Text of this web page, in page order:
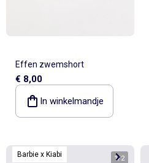
Effen zwemshort
€ 8,00
In winkelmandje
Barbie x Kiabi 1/2